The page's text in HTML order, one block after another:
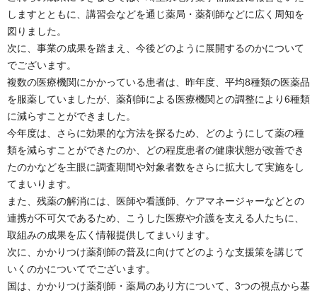
しますとともに、講習会などを通じ薬局・薬剤師などに広く周知を
図りました。
次に、事業の成果を踏まえ、今後どのように展開するのかについて
でございます。
複数の医療機関にかかっている患者は、昨年度、平均8種類の医薬品
を服薬していましたが、薬剤師による医療機関との調整により6種類
に減らすことができました。
今年度は、さらに効果的な方法を探るため、どのようにして薬の種
類を減らすことができたのか、どの程度患者の健康状態が改善でき
たのかなどを主眼に調査期間や対象者数をさらに拡大して実施をし
てまいります。
また、残薬の解消には、医師や看護師、ケアマネージャーなどとの
連携が不可欠であるため、こうした医療や介護を支える人たちに、
取組みの成果を広く情報提供してまいります。
次に、かかりつけ薬剤師の普及に向けてどのような支援策を講じて
いくのかについてでございます。
国は、かかりつけ薬剤師・薬局のあり方について、3つの視点から基